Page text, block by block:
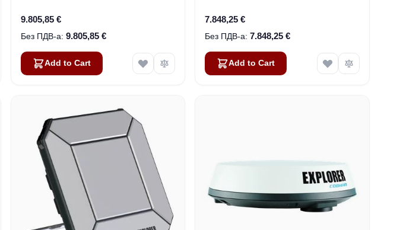
9.805,85 €
9.805,85 €
Add to Cart
7.848,25 €
7.848,25 €
Add to Cart